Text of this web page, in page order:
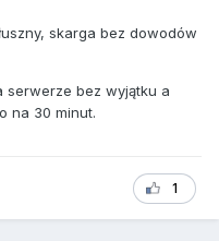
skarga bez dowodów
serwerze bez wyjątku a
na 30 minut.
1